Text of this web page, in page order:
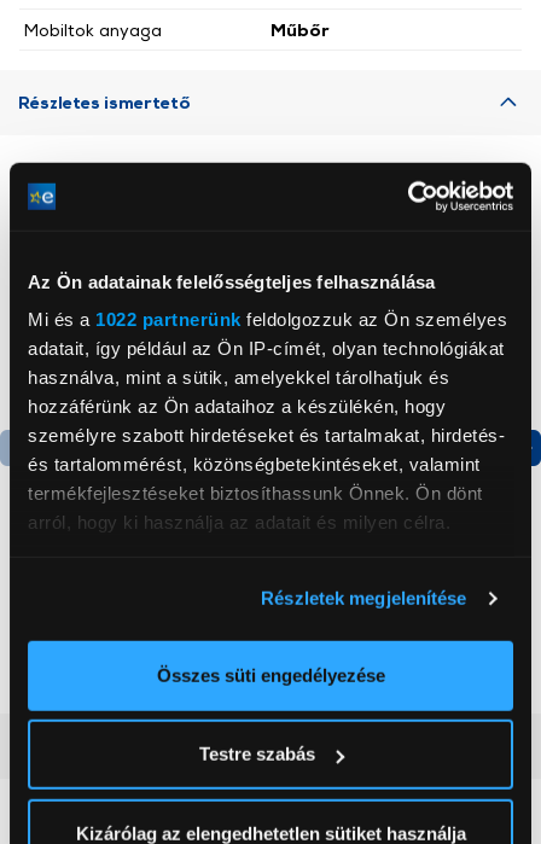
Az Ön adatainak felelősségteljes felhasználása
Mi és a 1022 partnerünk feldolgozzuk az Ön személyes
adatait, így például az Ön IP-címét, olyan technológiákat
használva, mint a sütik, amelyekkel tárolhatjuk és
hozzáférünk az Ön adataihoz a készülékén, hogy
személyre szabott hirdetéseket és tartalmakat, hirdetés-
és tartalommérést, közönségbetekintéseket, valamint
termékfejlesztéseket biztosíthassunk Önnek. Ön dönt
arról, hogy ki használja az adatait és milyen célra.
elhelyezkedéséről pár méteres pontossággal
Az Ön készülékén beazonosítása annak konkrét
módjairól és adja meg preferenciáit aRészletek
pontban. Bármikor módosíthatja vagy visszavonhatja a
Sütinyilatkozathoz való hozzájárulását.
Részletek megjelenítése
Összes süti engedélyezése
Testre szabás
Kizárólag az elengedhetetlen sütiket használja
Mobiltok anyaga
Műbőr
Részletes ismertető
199 999 Ft
Termék adatlap
Alulfagyasztós
kombinált hűtőszekrény
179 999 Ft
(0)